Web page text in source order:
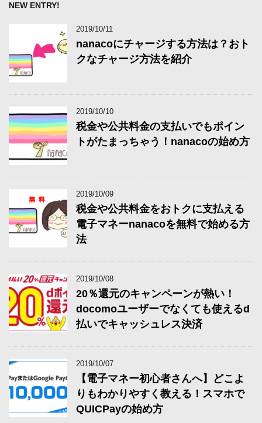
NEW ENTRY!
2019/10/11
nanacoにチャージする方法は？おト
クなチャージ方法を紹介
2019/10/10
税金や公共料金の支払いでもポイン
トがたまっちゃう！nanacoの始め方
2019/10/09
税金や公共料金をおトクに支払える
電子マネーnanacoを無料で始める方
法
2019/10/08
20％還元のキャンペーンが熱い！
docomoユーザーでなくても使えるd
払いでキャッシュレス決済
2019/10/07
【電子マネー初心者さんへ】どこよ
りもわかりやすく教える！スマホで
QUICPayの始め方